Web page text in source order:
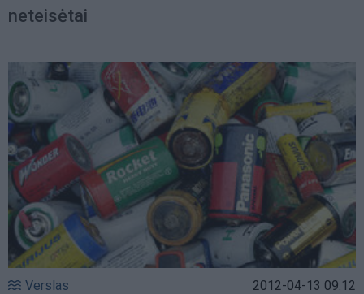
neteisėtai
Verslas 2012-04-13 09:12